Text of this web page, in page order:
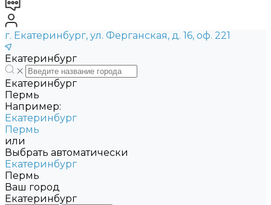
г. Екатеринбург, ул. Ферганская, д. 16, оф. 221
Екатеринбург
Екатеринбург
Пермь
Например:
Екатеринбург
Пермь
или
Выбрать автоматически
Екатеринбург
Пермь
Ваш город
Екатеринбург